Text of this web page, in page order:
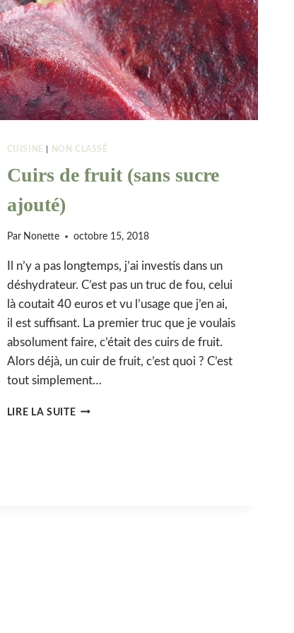
CUISINE NON CLASSÉ
Cuirs de fruit (sans sucre
ajouté)
Par Nonette octobre 15, 2018
Il n’y a pas longtemps, j’ai investis dans un
déshydrateur. C’est pas un truc de fou, celui
là coutait 40 euros et vu l’usage que j’en ai,
il est suffisant. La premier truc que je voulais
absolument faire, c’était des cuirs de fruit.
Alors déjà, un cuir de fruit, c’est quoi ? C’est
tout simplement…
LIRE LA SUITECUIRS